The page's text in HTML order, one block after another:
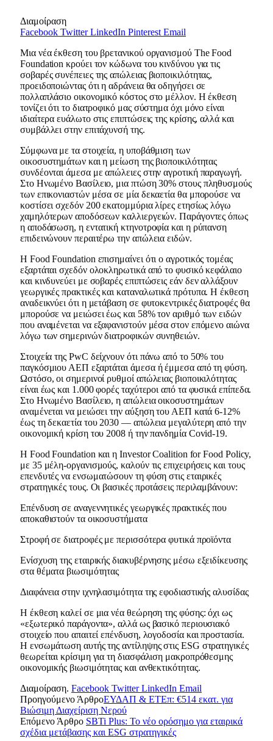
Διαμοίραση
Facebook Twitter LinkedIn Pinterest Email
Μια νέα έκθεση του βρετανικού οργανισμού The Food
Foundation κρούει τον κώδωνα του κινδύνου για τις
σοβαρές συνέπειες της απώλειας βιοποικιλότητας,
προειδοποιώντας ότι η αδράνεια θα οδηγήσει σε
πολλαπλάσιο οικονομικό κόστος στο μέλλον. Η έκθεση
τονίζει ότι το διατροφικό μας σύστημα όχι μόνο είναι
ιδιαίτερα ευάλωτο στις επιπτώσεις της κρίσης, αλλά και
συμβάλλει στην επιτάχυνσή της.
Σύμφωνα με τα στοιχεία, η υποβάθμιση των
οικοσυστημάτων και η μείωση της βιοποικιλότητας
συνδέονται άμεσα με απώλειες στην αγροτική παραγωγή.
Στο Ηνωμένο Βασίλειο, μια πτώση 30% στους πληθυσμούς
των επικονιαστών μέσα σε μία δεκαετία θα μπορούσε να
κοστίσει σχεδόν 200 εκατομμύρια λίρες ετησίως λόγω
χαμηλότερων αποδόσεων καλλιεργειών. Παράγοντες όπως
η αποδάσωση, η εντατική κτηνοτροφία και η ρύπανση
επιδεινώνουν περαιτέρω την απώλεια ειδών.
Η Food Foundation επισημαίνει ότι ο αγροτικός τομέας
εξαρτάται σχεδόν ολοκληρωτικά από το φυσικό κεφάλαιο
και κινδυνεύει με σοβαρές επιπτώσεις εάν δεν αλλάξουν
γεωργικές πρακτικές και καταναλωτικά πρότυπα. Η έκθεση
αναδεικνύει ότι η μετάβαση σε φυτοκεντρικές διατροφές θα
μπορούσε να μειώσει έως και 58% τον αριθμό των ειδών
που αναμένεται να εξαφανιστούν μέσα στον επόμενο αιώνα
λόγω των σημερινών διατροφικών συνηθειών.
Στοιχεία της PwC δείχνουν ότι πάνω από το 50% του
παγκόσμιου ΑΕΠ εξαρτάται άμεσα ή έμμεσα από τη φύση.
Ωστόσο, οι σημερινοί ρυθμοί απώλειας βιοποικιλότητας
είναι έως και 1.000 φορές ταχύτεροι από τα φυσικά επίπεδα.
Στο Ηνωμένο Βασίλειο, η απώλεια οικοσυστημάτων
αναμένεται να μειώσει την αύξηση του ΑΕΠ κατά 6-12%
έως τη δεκαετία του 2030 — απώλεια μεγαλύτερη από την
οικονομική κρίση του 2008 ή την πανδημία Covid-19.
Η Food Foundation και η Investor Coalition for Food Policy,
με 35 μέλη-οργανισμούς, καλούν τις επιχειρήσεις και τους
επενδυτές να ενσωματώσουν τη φύση στις εταιρικές
στρατηγικές τους. Οι βασικές προτάσεις περιλαμβάνουν:
Επένδυση σε αναγεννητικές γεωργικές πρακτικές που
αποκαθιστούν τα οικοσυστήματα
Στροφή σε διατροφές με περισσότερα φυτικά προϊόντα
Ενίσχυση της εταιρικής διακυβέρνησης μέσω εξειδίκευσης
στα θέματα βιωσιμότητας
Διαφάνεια στην ιχνηλασιμότητα της εφοδιαστικής αλυσίδας
Η έκθεση καλεί σε μια νέα θεώρηση της φύσης: όχι ως
«εξωτερικό παράγοντα», αλλά ως βασικό περιουσιακό
στοιχείο που απαιτεί επένδυση, λογοδοσία και προστασία.
Η ενσωμάτωση αυτής της αντίληψης στις ESG στρατηγικές
θεωρείται κρίσιμη για τη διασφάλιση μακροπρόθεσμης
οικονομικής βιωσιμότητας και ανθεκτικότητας.
Διαμοίραση. Facebook Twitter LinkedIn Email
Προηγούμενο ΆρθροΕΥΔΑΠ & ΕΤΕπ: €514 εκατ. για
Βιώσιμη Διαχείριση Νερού
Επόμενο Άρθρο SBTi Plus: Το νέο ορόσημο για εταιρικά
σχέδια μετάβασης και ESG στρατηγικές